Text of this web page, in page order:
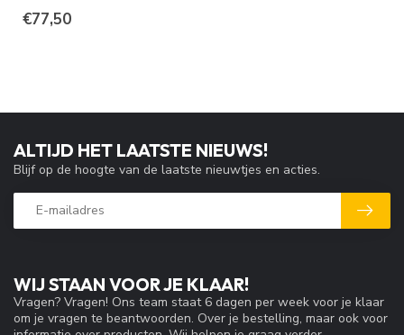
€77,50
WIJ STAAN VOOR JE KLAAR!
Vragen? Vragen! Ons team staat 6 dagen per week voor je klaar
om je vragen te beantwoorden. Over je bestelling, maar ook voor
ALTIJD HET LAATSTE NIEUWS!
Blijf op de hoogte van de laatste nieuwtjes en acties.